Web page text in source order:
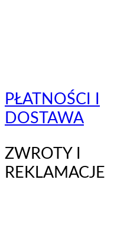
PŁATNOŚCI I
DOSTAWA
ZWROTY I
REKLAMACJE